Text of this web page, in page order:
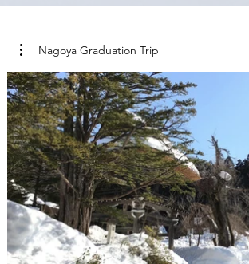
Nagoya Graduation Trip
播放影片